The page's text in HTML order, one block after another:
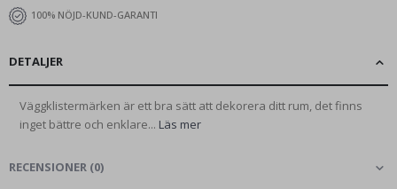
100% NÖJD-KUND-GARANTI
DETALJER
Väggklistermärken är ett bra sätt att dekorera ditt rum, det finns
inget bättre och enklare... Läs mer
RECENSIONER (0)